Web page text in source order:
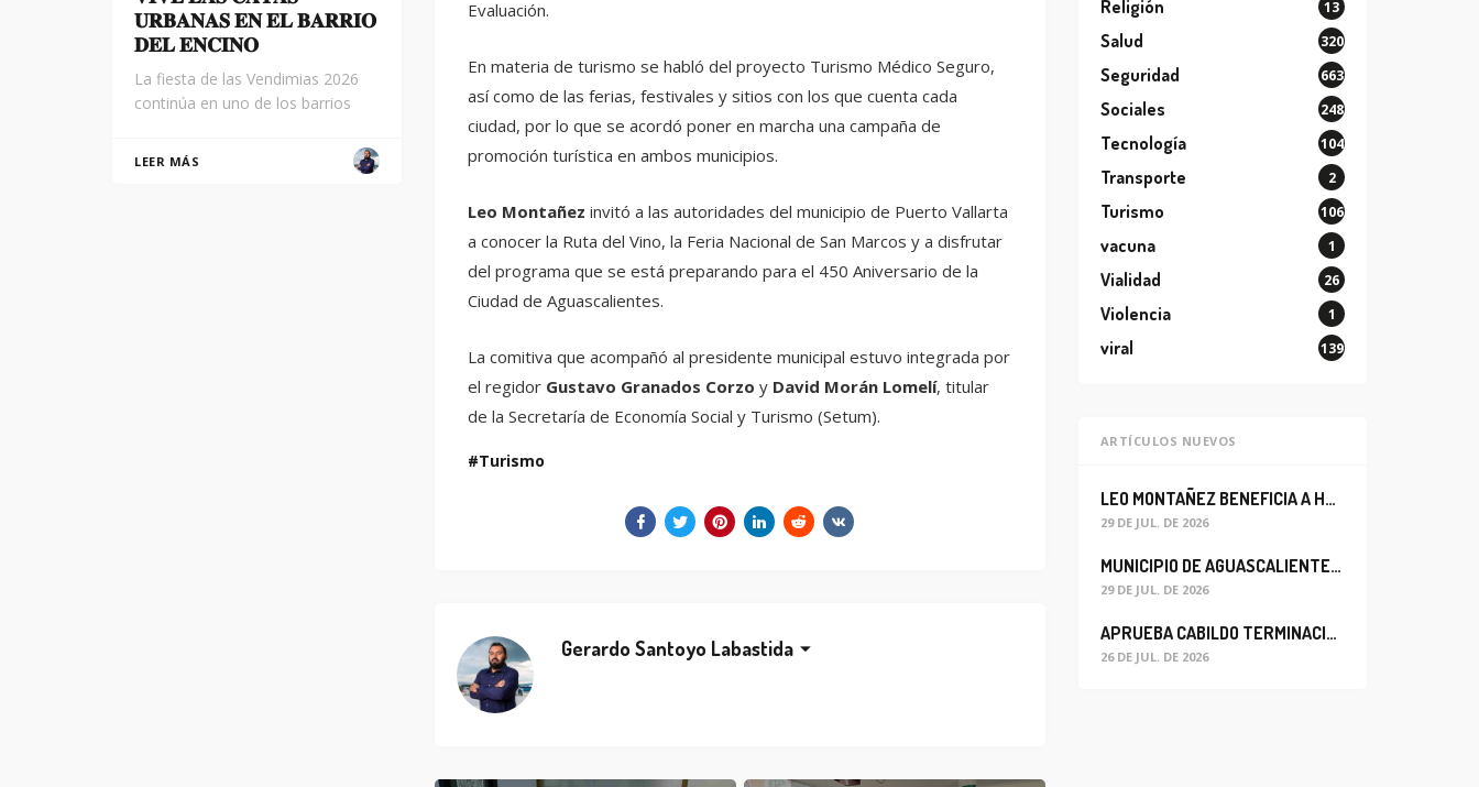
Evaluación.
En materia de turismo se habló del proyecto Turismo Médico Seguro,
así como de las ferias, festivales y sitios con los que cuenta cada
ciudad, por lo que se acordó poner en marcha una campaña de
promoción turística en ambos municipios.
Leo Montañez invitó a las autoridades del municipio de Puerto Vallarta
a conocer la Ruta del Vino, la Feria Nacional de San Marcos y a disfrutar
del programa que se está preparando para el 450 Aniversario de la
Ciudad de Aguascalientes.
La comitiva que acompañó al presidente municipal estuvo integrada por
el regidor Gustavo Granados Corzo y David Morán Lomelí, titular
de la Secretaría de Economía Social y Turismo (Setum).
Turismo
Gerardo Santoyo Labastida
𝐔𝐑𝐁𝐀𝐍𝐀𝐒 𝐄𝐍 𝐄𝐋 𝐁𝐀𝐑𝐑𝐈𝐎
𝐃𝐄𝐋 𝐄𝐍𝐂𝐈𝐍𝐎
La fiesta de las Vendimias 2026
continúa en uno de los barrios
LEER MÁS
Religión 13
Salud 320
Seguridad 663
Sociales 248
Tecnología 104
Transporte 2
Turismo 106
vacuna 1
Vialidad 26
Violencia 1
viral 139
ARTÍCULOS NUEVOS
LEO MONTAÑEZ BENEFICIA A HABITANTES DEL BARRIO DE LA SALUD CON MEJORA DEL ALCANTARILLADO SANITARIO
29 DE JUL. DE 2026
MUNICIPIO DE AGUASCALIENTES REABRE CIRCULACIÓN VEHICULAR EN LA CALLE JOSEFA ORTIZ DE DOMÍNGUEZ
29 DE JUL. DE 2026
APRUEBA CABILDO TERMINACIÓN ANTICIPADA DEL CONTRATO PARA EL PROYECTO DE MODERNIZACIÓN DEL SISTEMA DE ALUMBRADO
26 DE JUL. DE 2026